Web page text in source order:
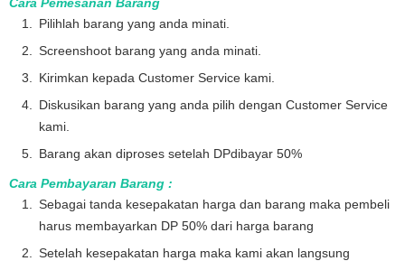
Pilihlah barang yang anda minati.
Screenshoot barang yang anda minati.
Kirimkan kepada Customer Service kami.
Diskusikan barang yang anda pilih dengan Customer Service
kami.
Barang akan diproses setelah DPdibayar 50%
Cara Pembayaran Barang :
Sebagai tanda kesepakatan harga dan barang maka pembeli
harus membayarkan DP 50% dari harga barang
Setelah kesepakatan harga maka kami akan langsung